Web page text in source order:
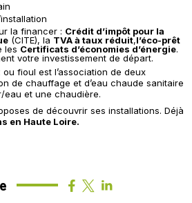
la financer : Crédit d’impôt pour la
(CITE), la TVA à taux réduit,l’éco-prêt
les Certificats d’économies d’énergie.
votre investissement de départ.
fioul est l’association de deux
de chauffage et d’eau chaude sanitaire
eau et une chaudière.
de découvrir ses installations. Déjà
en Haute Loire.